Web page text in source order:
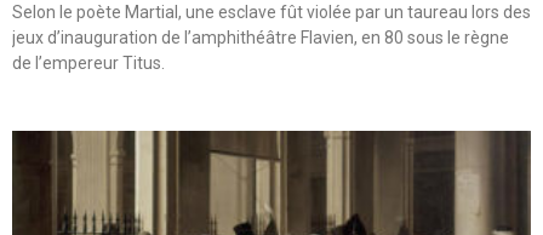
Selon le poète Martial, une esclave fût violée par un taureau lors des
jeux d’inauguration de l’amphithéâtre Flavien, en 80 sous le règne
de l’empereur Titus.